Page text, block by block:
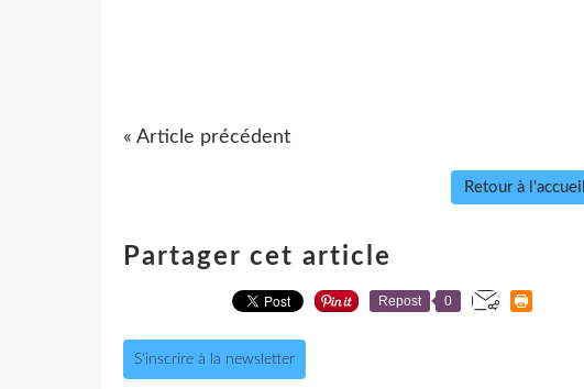
« Article précédent
Retour à l'accueil
Partager cet article
Repost 0
S'inscrire à la newsletter